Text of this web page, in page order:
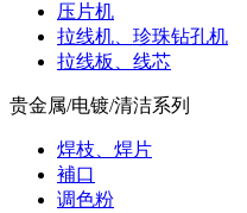
压片机
拉线机、珍珠钻孔机
拉线板、线芯
贵金属/电镀/清洁系列
焊枝、焊片
補口
调色粉